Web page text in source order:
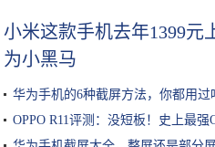
小米这款手机去年1399元
为小黑马
华为手机的6种截屏方法，你都用
OPPO R11评测：没短板！史上最强